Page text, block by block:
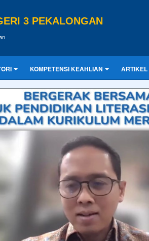
3 PEKALONGAN
KOMPETENSI KEAHLIAN ARTIKEL